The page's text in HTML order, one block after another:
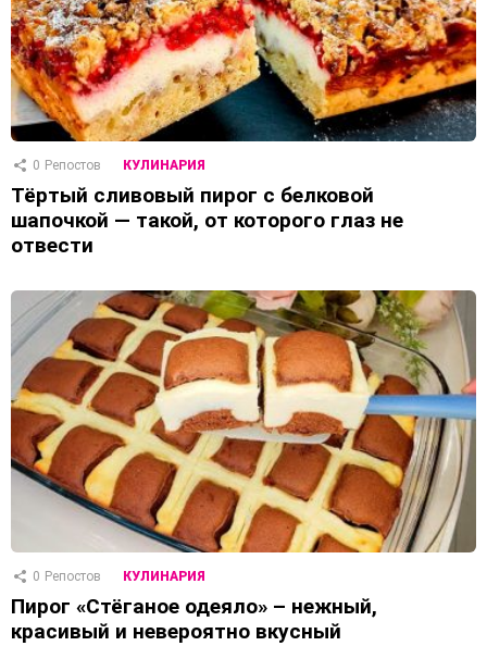
0 Репостов КУЛИНАРИЯ
Тёртый сливовый пирог с белковой
шапочкой — такой, от которого глаз не
отвести
0 Репостов КУЛИНАРИЯ
Пирог «Стёганое одеяло» – нежный,
красивый и невероятно вкусный